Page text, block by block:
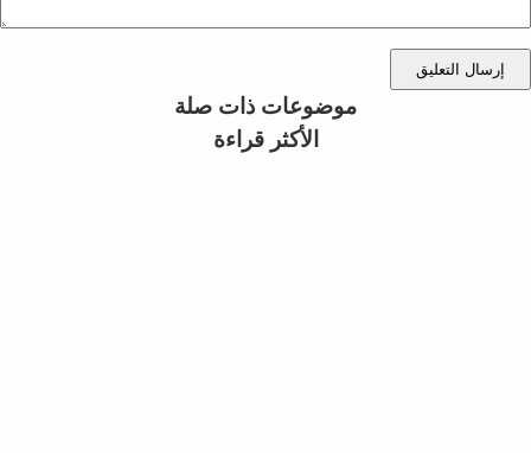
إرسال التعليق
موضوعات ذات صلة
الأكثر قراءة